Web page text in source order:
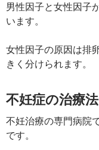
男性因子と女性因子
います。
女性因子の原因は排
きく分けられます。
不妊症の治療法
不妊治療の専門病院
です。